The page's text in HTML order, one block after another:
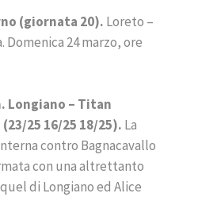
(giornata 20). Loreto –
Domenica 24 marzo, ore
Longiano – Titan
(23/25 16/25 18/25). La
contro Bagnacavallo
con una altrettanto
di Longiano ed Alice